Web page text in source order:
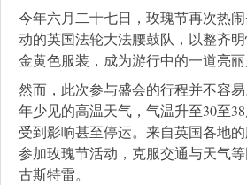
今年六月二十七日，玫瑰节再次热
动的英国法轮大法腰鼓队，以整齐
金黄色服装，成为游行中的一道亮丽
然而，此次参与盛会的行程并不容
年少见的高温天气，气温升至30至
受到影响甚至停运。来自英国各地
参加玫瑰节活动，克服交通与天气
古斯特雷。